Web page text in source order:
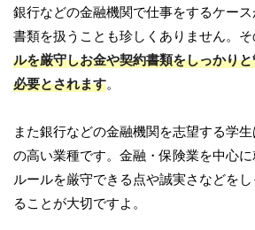
銀行などの金融機関で仕事をするケー
書類を扱うことも珍しくありません。そ
ルを厳守しお金や契約書類をしっかり
必要とされます。
また銀行などの金融機関を志望する学
の高い業種です。金融・保険業を中心に
ルールを厳守できる点や誠実さなどを
ることが大切ですよ。